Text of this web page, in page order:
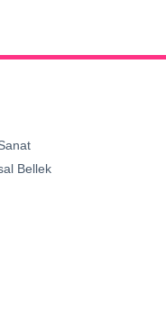
Bellek